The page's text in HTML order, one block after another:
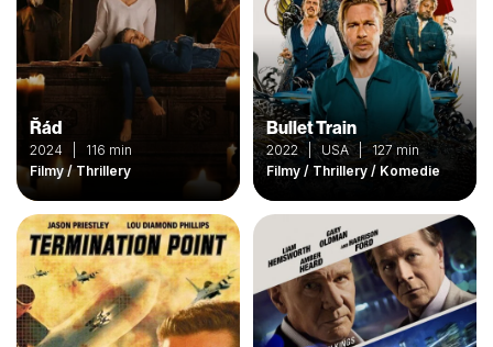
Řád
2024 | 116 min
Filmy / Thrillery
Bullet Train
2022 | USA | 127 min
Filmy / Thrillery / Komedie